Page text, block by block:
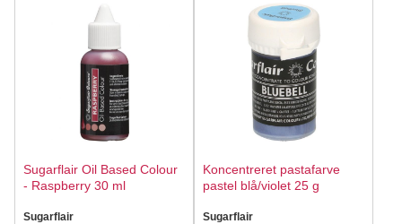
Sugarflair Oil Based Colour
- Raspberry 30 ml
Sugarflair
Koncentreret pastafarve
pastel blå/violet 25 g
Sugarflair